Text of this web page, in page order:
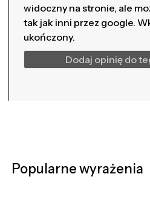
widoczny na stronie, ale
tak jak inni przez google.
ukończony.
Dodaj opinię do
Popularne wyrażenia